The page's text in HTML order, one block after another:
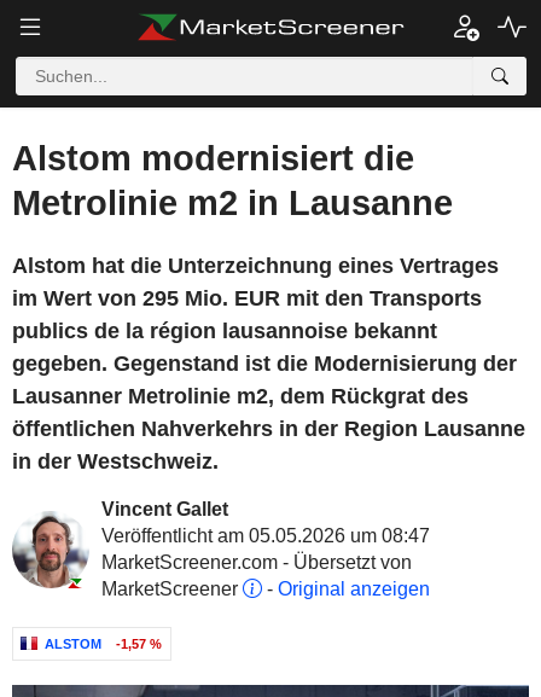
Alstom modernisiert die
Metrolinie m2 in Lausanne
Alstom hat die Unterzeichnung eines Vertrages
im Wert von 295 Mio. EUR mit den Transports
publics de la région lausannoise bekannt
gegeben. Gegenstand ist die Modernisierung der
Lausanner Metrolinie m2, dem Rückgrat des
öffentlichen Nahverkehrs in der Region Lausanne
in der Westschweiz.
Vincent Gallet
Veröffentlicht am 05.05.2026 um 08:47
MarketScreener.com - Übersetzt von
MarketScreener
- Original anzeigen
ALSTOM -1,57 %